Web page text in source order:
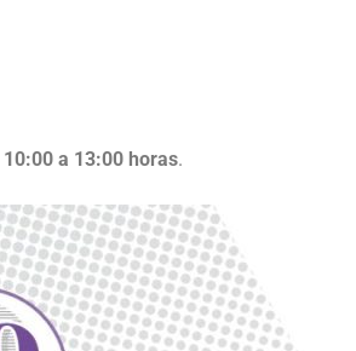
10:00 a 13:00 horas.